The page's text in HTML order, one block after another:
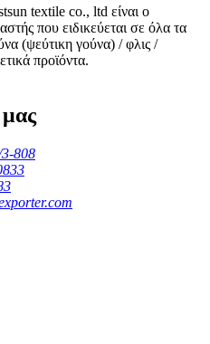
textile co., ltd είναι ο
που ειδικεύεται σε όλα τα
(ψεύτικη γούνα) / φλις /
προϊόντα.
808